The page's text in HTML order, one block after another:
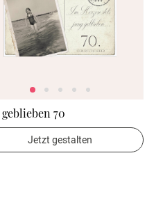
geblieben 70
Jetzt gestalten